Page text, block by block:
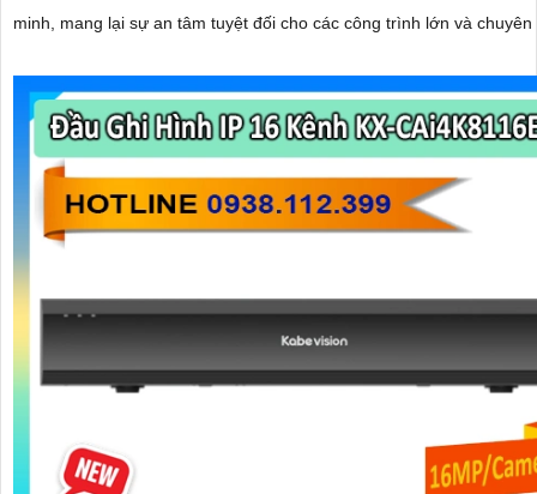
minh, mang lại sự an tâm tuyệt đối cho các công trình lớn và chuyên